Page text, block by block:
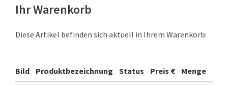
Ihr Warenkorb
Diese Artikel befinden sich aktuell in Ihrem Warenkorb:
Bild Produktbezeichnung Status Preis € Menge